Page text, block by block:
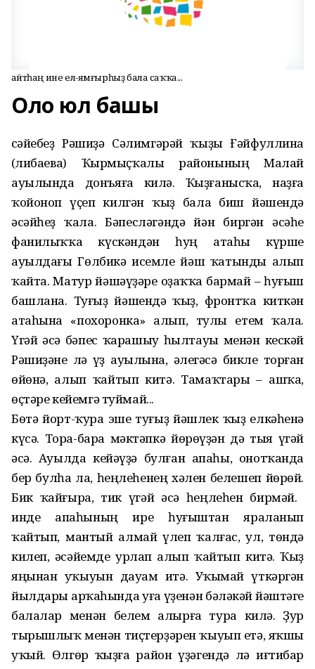
Ҡайтһаң ине ел-ямғырһыҙ бала саҡҡа...
Оло юл башы
Әсәйебеҙ Рәшиҙә Сәлимгәрәй ҡыҙы Ғәйфуллина
(Әлибаева) Ҡырмыҫҡалы районының Малай
ауылында донъяға килә. Ҡыҙға­нысҡа, наҙға
ҡойоноп үҫеп килгән ҡыҙ бала биш йәшендә
әсәйһеҙ ҡала. Бәпесләгәндә йән биргән әсәһе
фанилыҡҡа күскәндән һуң атаһы күрше
ауылдағы Гөлбикә исемле йәш ҡатынды алып
ҡайта. Матур йәшәүҙәре оҙаҡҡа бармай – һуғыш
башлана. Туғыҙ йәшендә ҡыҙ, фронтҡа киткән
атаһына «похоронка» алып, тулы етем ҡала.
Үгәй әсә бәпес ҡарашыу һылтауы менән кескәй
Рәшиҙәне лә үҙ ауылына, әлегәсә бикле торған
өйөнә, алып ҡайтып китә. Тамаҡтары – ашҡа,
өҫтәре кейемгә туймай...
Бөтә йорт-ҡура эше туғыҙ йәш­лек ҡыҙ елкәһенә
күсә. Тора-бара мәктәпкә йөрөүҙән дә тыя үгәй
әсә. Ауылда кейәүҙә булған апаһы, онотҡанда
бер булһа ла, һеңлеһенең хәлен белешеп йөрөй.
Бик ҡайғыра, тик үгәй әсә һеңлеһен бирмәй. Ә
инде апаһының ире һуғыштан яраланып
ҡайтып, мантый алмай үлеп ҡалғас, ул, төндә
килеп, әсәйемде урлап алып ҡайтып китә. Ҡыҙ
яңынан уҡыуын дауам итә. Уҡымай үткәргән
йылдары арҡа­һында уға үҙенән бәләкәй йәштәге
балалар менән белем алырға ту­ра килә. Ҙур
тырышлыҡ менән тиҫтерҙәрен ҡыуып етә, яҡшы
уҡый. Өлгөр ҡыҙға район үҙәгендә лә иғтибар